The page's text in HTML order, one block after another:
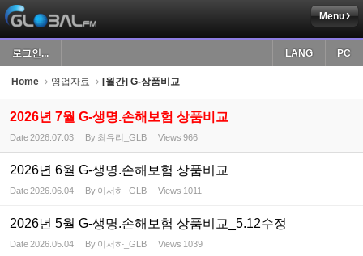
Menu
로그인... PC
LANG
Home 영업자료 [월간] G-상품비교
2026년 7월 G-생명.손해보험 상품비교
Date2026.07.03 By 최유리_GLB Views 966
2026년 6월 G-생명.손해보험 상품비교
Date2026.06.04 By 이서하_GLB Views 1011
2026년 5월 G-생명.손해보험 상품비교_5.12수정
Date2026.05.04 By 이서하_GLB Views 1039
Sketchbook5, 스케치북5
Sketchbook5, 스케치북5